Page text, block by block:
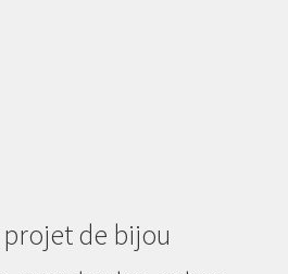
projet de bijou